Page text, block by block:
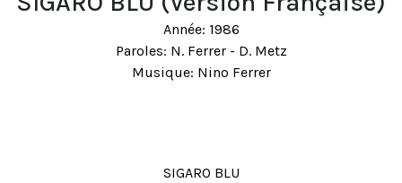
Année: 1986
Paroles: N. Ferrer - D. Metz
Musique: Nino Ferrer
SIGARO BLU